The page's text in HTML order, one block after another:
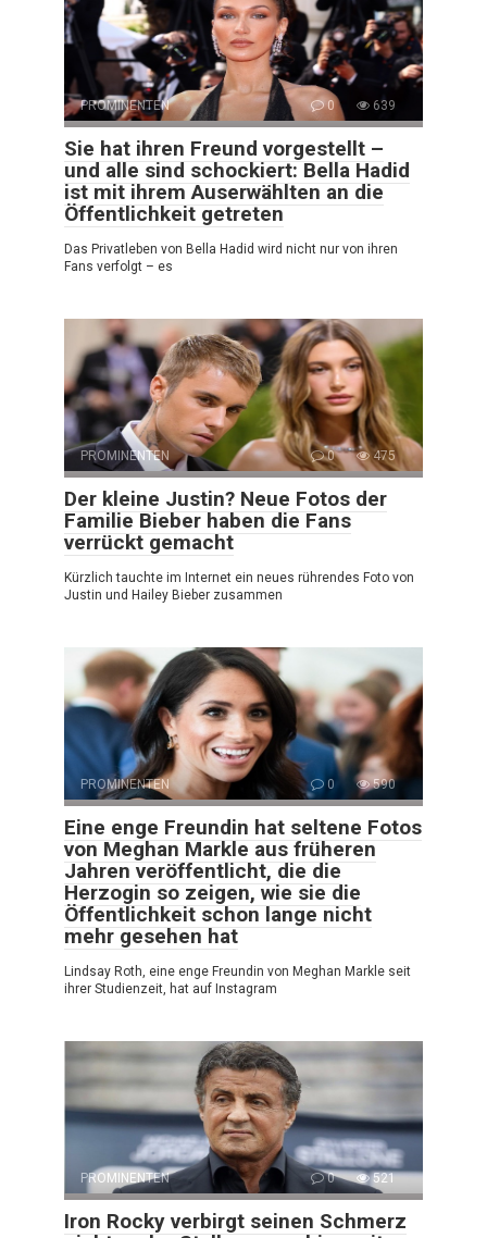
PROMINENTEN 0 639
Sie hat ihren Freund vorgestellt –
und alle sind schockiert: Bella Hadid
ist mit ihrem Auserwählten an die
Öffentlichkeit getreten
Das Privatleben von Bella Hadid wird nicht nur von ihren
Fans verfolgt – es
PROMINENTEN 0 475
Der kleine Justin? Neue Fotos der
Familie Bieber haben die Fans
verrückt gemacht
Kürzlich tauchte im Internet ein neues rührendes Foto von
Justin und Hailey Bieber zusammen
PROMINENTEN 0 590
Eine enge Freundin hat seltene Fotos
von Meghan Markle aus früheren
Jahren veröffentlicht, die die
Herzogin so zeigen, wie sie die
Öffentlichkeit schon lange nicht
mehr gesehen hat
Lindsay Roth, eine enge Freundin von Meghan Markle seit
ihrer Studienzeit, hat auf Instagram
PROMINENTEN 0 521
Iron Rocky verbirgt seinen Schmerz